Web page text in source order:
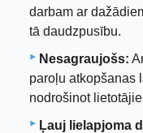
darbam ar
tā daudzpusību.
Nesagraujošs:
paroļu atkopšanas
nodrošinot
Ļauj lielapjoma